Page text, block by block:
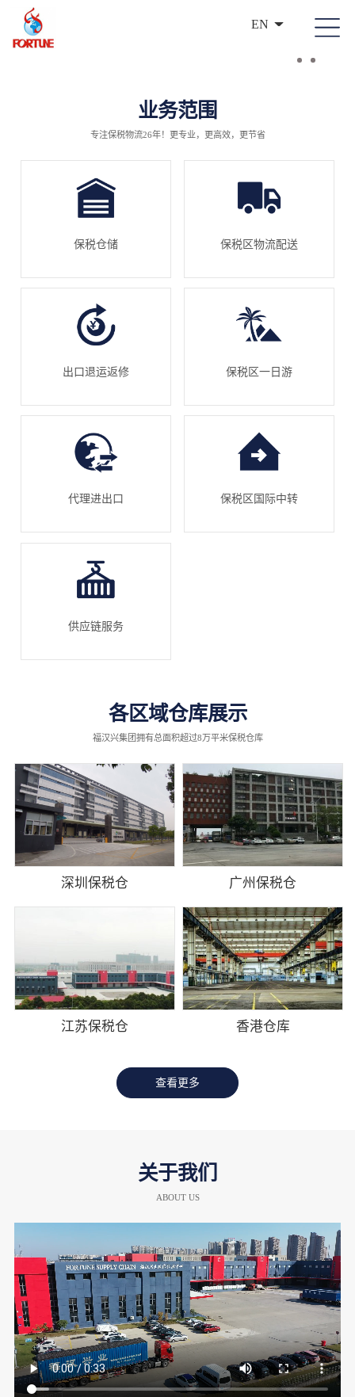
EN
业务范围
专注保税物流26年！更专业，更高效，更节省
保税仓储 保税区物流配送
出口退运返修 保税区一日游
代理进出口 保税区国际中转
供应链服务
各区域仓库展示
福汉兴集团拥有总面积超过8万平米保税仓库
深圳保税仓 广州保税仓
江苏保税仓 香港仓库
查看更多
关于我们
ABOUT US